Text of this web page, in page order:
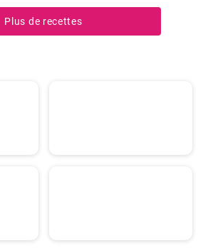
Plus de recettes